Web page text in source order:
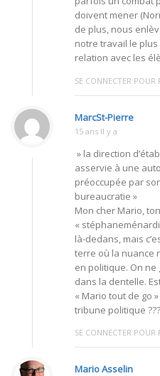
doivent mener
de plus, nous
notre travail le
relation avec les
SE CONNECTER POUR
MarcSt-Pierre
15 ans Il y a
» la direction
asservie à une
préoccupée par
bureaucratie »
Mon cher Mario,
«
là-dedans, mais
terre où la nuance
en politique. On ne
dans la dentelle.
« Mario tout de go
tribune politique
SE CONNECTER POUR
Mario Asselin